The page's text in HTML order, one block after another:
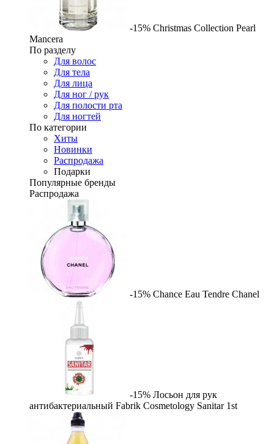
-15% Christmas Collection Pearl
Mancera
По разделу
Для волос
Для тела
Для лица
Для ног / рук
Для полости рта
Для ногтей
По категории
Хиты
Новинки
Распродажа
Подарки
Популярные бренды
Распродажа
-15% Chance Eau Tendre Chanel
-15% Лосьон для рук
антибактериальный Fabrik Cosmetology Sanitar 1st